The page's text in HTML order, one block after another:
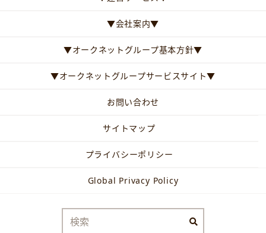
▼会社案内▼
▼オークネットグループ基本方針▼
▼オークネットグループサービスサイト▼
お問い合わせ
サイトマップ
プライバシーポリシー
Global Privacy Policy